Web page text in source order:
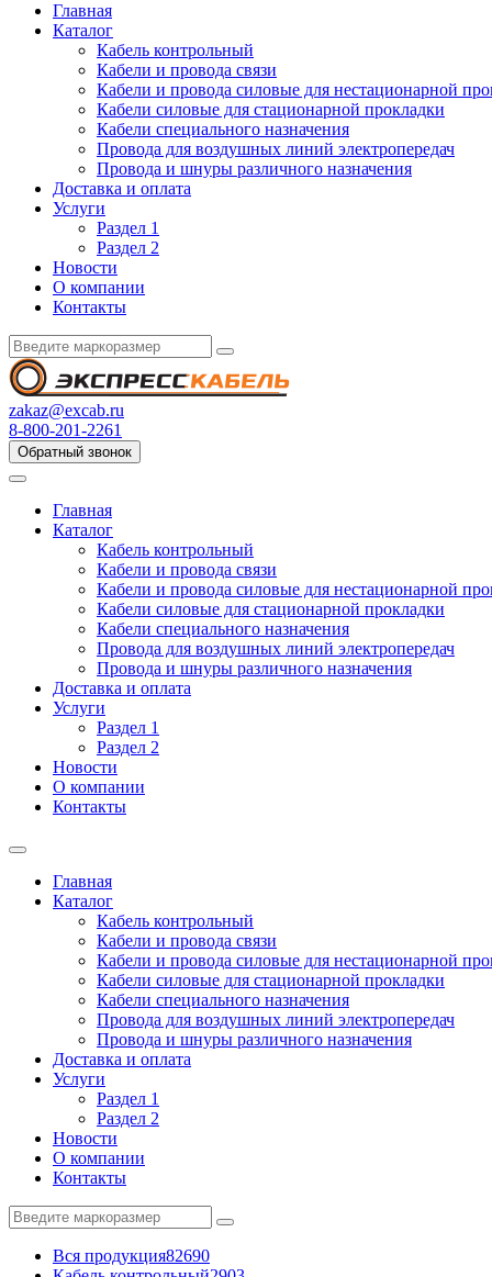
Главная
Каталог
Кабель контрольный
Кабели и провода связи
Кабели и провода силовые для нестационарной
Кабели силовые для стационарной прокладки
Кабели специального назначения
Провода для воздушных линий электропередач
Провода и шнуры различного назначения
Доставка и оплата
Услуги
Раздел 1
Раздел 2
Новости
О компании
Контакты
zakaz@excab.ru
8-800-201-2261
Обратный звонок
Главная
Каталог
Кабель контрольный
Кабели и провода связи
Кабели и провода силовые для нестационарной
Кабели силовые для стационарной прокладки
Кабели специального назначения
Провода для воздушных линий электропередач
Провода и шнуры различного назначения
Доставка и оплата
Услуги
Раздел 1
Раздел 2
Новости
О компании
Контакты
Главная
Каталог
Кабель контрольный
Кабели и провода связи
Кабели и провода силовые для нестационарной
Кабели силовые для стационарной прокладки
Кабели специального назначения
Провода для воздушных линий электропередач
Провода и шнуры различного назначения
Доставка и оплата
Услуги
Раздел 1
Раздел 2
Новости
О компании
Контакты
Вся продукция82690